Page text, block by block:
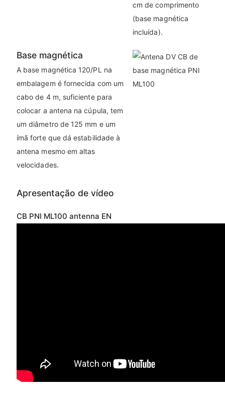
cm de comprimento
(base magnética
incluída).
Base magnética
A base magnética 120/PL na
embalagem é fornecida com um
cabo de 4 m, suficiente para
colocar a antena na cúpula, tem
um diâmetro de 125 mm e um
ímã forte que dá estabilidade à
antena mesmo em altas
velocidades.
Apresentação de vídeo
CB PNI ML100 antenna EN